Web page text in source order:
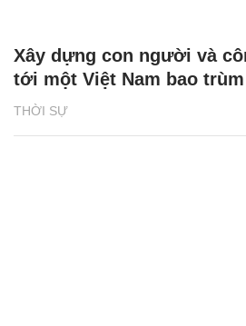
THỜI SỰ
Xây dựng con người và
tới một Việt Nam bao